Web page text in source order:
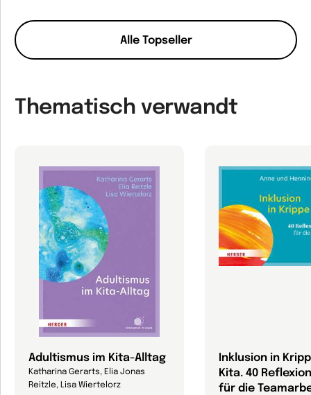
Alle Topseller
Thematisch verwandt
Adultismus im Kita-Alltag
Katharina Gerarts, Elia Jonas
Reitzle, Lisa Wiertelorz
Inklusion in
Kita. 40
für die